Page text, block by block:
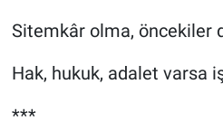
Sitemkâr olma, öncekiler
Hak, hukuk, adalet varsa
***